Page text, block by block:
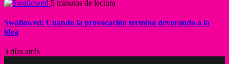
5 minutos de lectura
Swallowed: Cuando la provocación termina devorando a la
idea
3 días atrás